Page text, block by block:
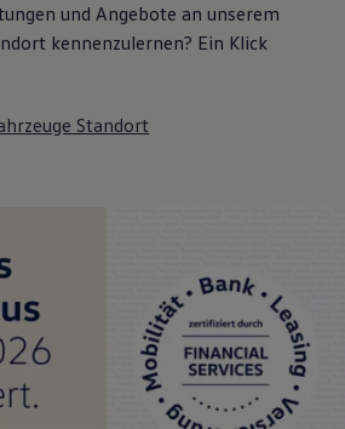
und Angebote an unserem
kennenzulernen? Ein Klick
Standort